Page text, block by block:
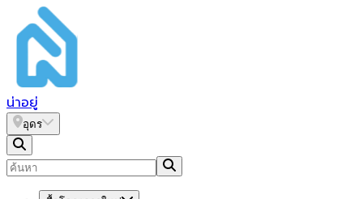
น่าอยู่
อุดร